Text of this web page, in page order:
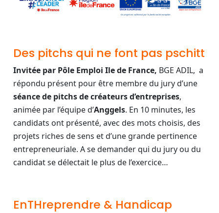
Des pitchs qui ne font pas pschitt
Invitée par Pôle Emploi Ile de France, BGE ADIL, a
répondu présent pour être membre du jury d’une
séance de pitchs de créateurs d’entreprises,
animée par l’équipe d’Anggels. En 10 minutes, les
candidats ont présenté, avec des mots choisis, des
projets riches de sens et d’une grande pertinence
entrepreneuriale. A se demander qui du jury ou du
candidat se délectait le plus de l’exercice…
EnTHreprendre & Handicap